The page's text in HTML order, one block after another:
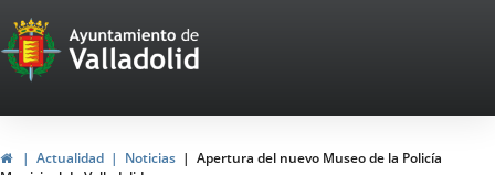
Portal
Web
del
Ayuntamiento
HomeActualidad Noticias
Apertura del nuevo Museo de la Policía